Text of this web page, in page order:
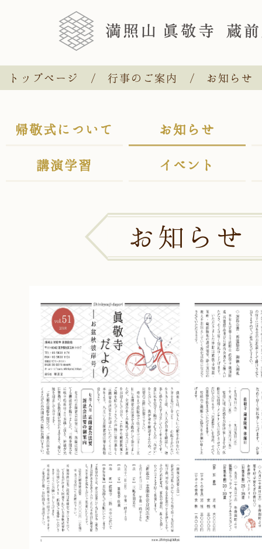
トップページ 行事のご案内 お知らせ
帰敬式について お知らせ
講演学習 イベント
お知らせ